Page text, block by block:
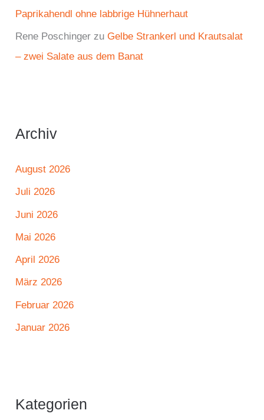
Paprikahendl ohne labbrige Hühnerhaut
Rene Poschinger zuGelbe Strankerl und Krautsalat
– zwei Salate aus dem Banat
Archiv
August 2026
Juli 2026
Juni 2026
Mai 2026
April 2026
März 2026
Februar 2026
Januar 2026
Kategorien